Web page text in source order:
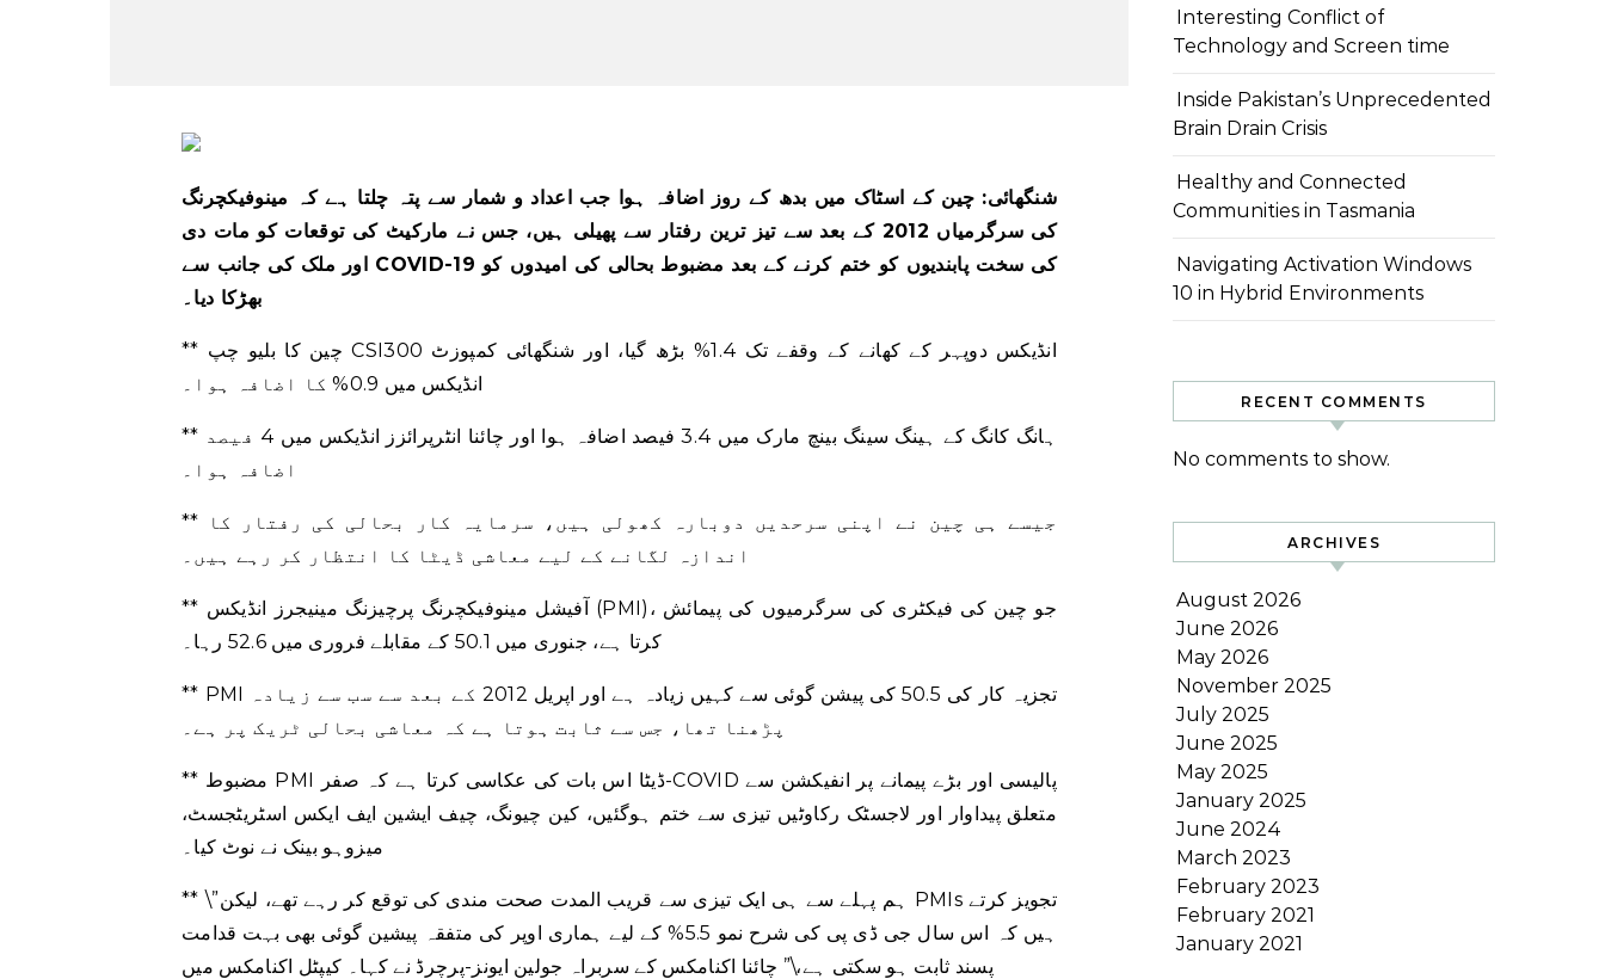
شنگھائی: چین کے اسٹاک میں بدھ کے روز اضافہ ہوا جب اعداد و شمار سے پتہ چلتا ہے کہ مینوفیکچرنگ
کی سرگرمیاں 2012 کے بعد سے تیز ترین رفتار سے پھیلی ہیں، جس نے مارکیٹ کی توقعات کو مات دی
اور ملک کی جانب سے COVID-19 کی سخت پابندیوں کو ختم کرنے کے بعد مضبوط بحالی کی امیدوں کو
بھڑکا دیا۔
** چین کا بلیو چپ CSI300 انڈیکس دوپہر کے کھانے کے وقفے تک 1.4% بڑھ گیا، اور شنگھائی کمپوزٹ
انڈیکس میں 0.9% کا اضافہ ہوا۔
** ہانگ کانگ کے ہینگ سینگ بینچ مارک میں 3.4 فیصد اضافہ ہوا اور چائنا انٹرپرائزز انڈیکس میں 4 فیصد
اضافہ ہوا۔
** جیسے ہی چین نے اپنی سرحدیں دوبارہ کھولی ہیں، سرمایہ کار بحالی کی رفتار کا
اندازہ لگانے کے لیے معاشی ڈیٹا کا انتظار کر رہے ہیں۔
** آفیشل مینوفیکچرنگ پرچیزنگ مینیجرز انڈیکس (PMI)، جو چین کی فیکٹری کی سرگرمیوں کی پیمائش
کرتا ہے، جنوری میں 50.1 کے مقابلے فروری میں 52.6 رہا۔
** PMI تجزیہ کار کی 50.5 کی پیشن گوئی سے کہیں زیادہ ہے اور اپریل 2012 کے بعد سے سب سے زیادہ
پڑھنا تھا، جس سے ثابت ہوتا ہے کہ معاشی بحالی ٹریک پر ہے۔
** مضبوط PMI ڈیٹا اس بات کی عکاسی کرتا ہے کہ صفر-COVID پالیسی اور بڑے پیمانے پر انفیکشن سے
متعلق پیداوار اور لاجسٹک رکاوٹیں تیزی سے ختم ہوگئیں، کین چیونگ، چیف ایشین ایف ایکس اسٹریٹجسٹ،
میزوہو بینک نے نوٹ کیا۔
** \”ہم پہلے سے ہی ایک تیزی سے قریب المدت صحت مندی کی توقع کر رہے تھے، لیکن PMIs تجویز کرتے
ہیں کہ اس سال جی ڈی پی کی شرح نمو 5.5% کے لیے ہماری اوپر کی متفقہ پیشین گوئی بھی بہت قدامت
پسند ثابت ہو سکتی ہے،\” چائنا اکنامکس کے سربراہ جولین ایونز-پرچرڈ نے کہا۔ کیپٹل اکنامکس میں
Interesting Conflict of
Technology and Screen time
Inside Pakistan’s Unprecedented
Brain Drain Crisis
Healthy and Connected
Communities in Tasmania
Navigating Activation Windows
10 in Hybrid Environments
RECENT COMMENTS
No comments to show.
ARCHIVES
August 2026
June 2026
May 2026
November 2025
July 2025
June 2025
May 2025
January 2025
June 2024
March 2023
February 2023
February 2021
January 2021